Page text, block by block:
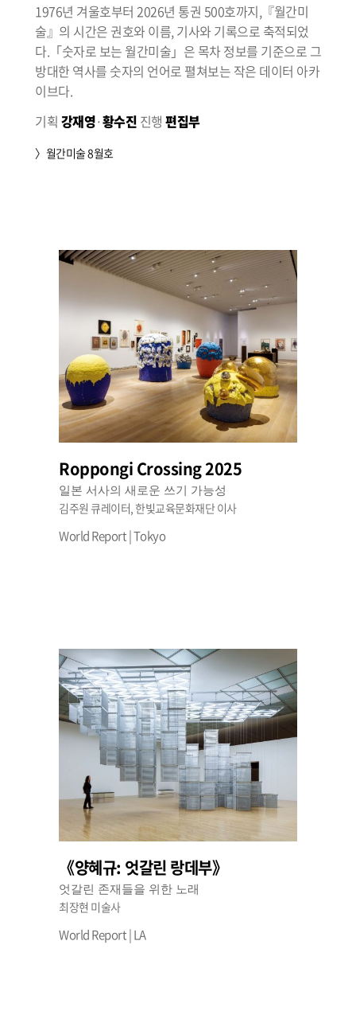
1976년 겨울호부터 2026년 통권 500호까지,『월간미
술』의 시간은 권호와 이름, 기사와 기록으로 축적되었
다.「숫자로 보는 월간미술」은 목차 정보를 기준으로 그
방대한 역사를 숫자의 언어로 펼쳐보는 작은 데이터 아카
이브다.
기획 강재영·황수진 진행 편집부
〉월간미술 8월호
Roppongi Crossing 2025
일본 서사의 새로운 쓰기 가능성
김주원 큐레이터, 한빛교육문화재단 이사
World Report | Tokyo
《양혜규: 엇갈린 랑데부》
엇갈린 존재들을 위한 노래
최장현 미술사
World Report | LA